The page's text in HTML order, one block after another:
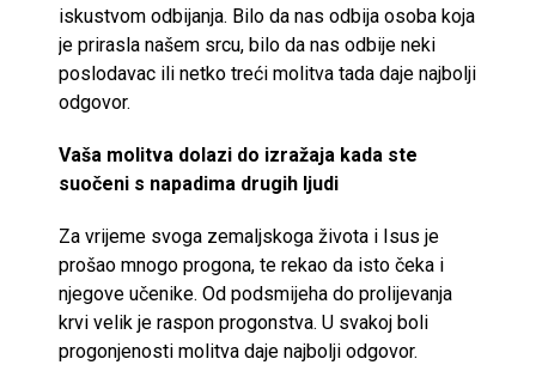
iskustvom odbijanja. Bilo da nas odbija osoba koja
je prirasla našem srcu, bilo da nas odbije neki
poslodavac ili netko treći molitva tada daje najbolji
odgovor.
Vaša molitva dolazi do izražaja kada ste
suočeni s napadima drugih ljudi
Za vrijeme svoga zemaljskoga života i Isus je
prošao mnogo progona, te rekao da isto čeka i
njegove učenike. Od podsmijeha do prolijevanja
krvi velik je raspon progonstva. U svakoj boli
progonjenosti molitva daje najbolji odgovor.